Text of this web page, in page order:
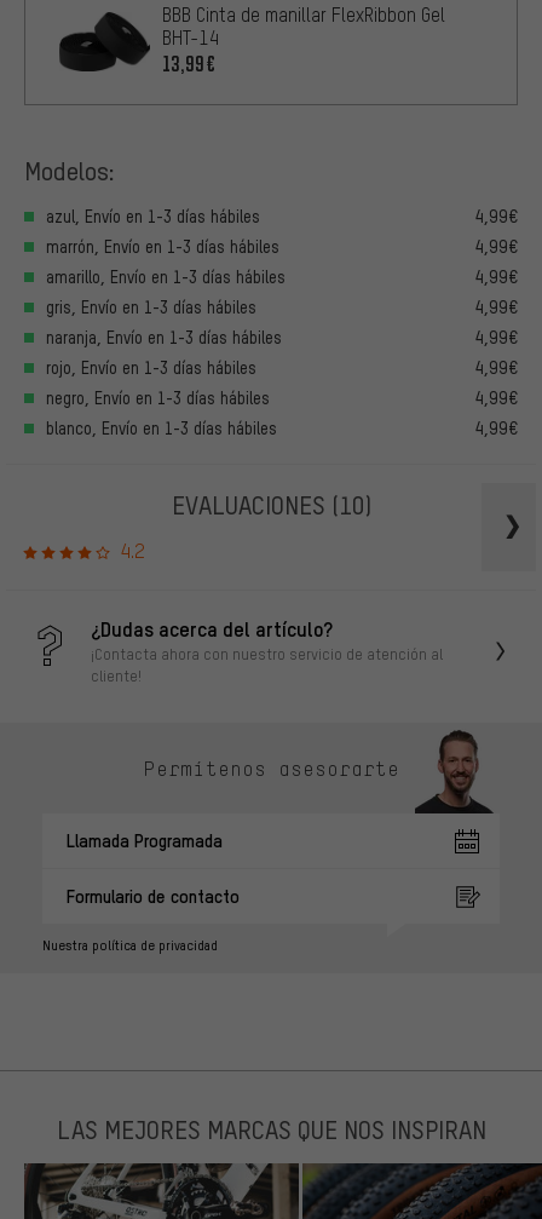
BBB Cinta de manillar FlexRibbon Gel
BHT-14
13,99€
Modelos:
azul, Envío en 1-3 días hábiles
4,99€
marrón, Envío en 1-3 días hábiles
4,99€
amarillo, Envío en 1-3 días hábiles
4,99€
gris, Envío en 1-3 días hábiles
4,99€
naranja, Envío en 1-3 días hábiles
4,99€
rojo, Envío en 1-3 días hábiles
4,99€
negro, Envío en 1-3 días hábiles
4,99€
blanco, Envío en 1-3 días hábiles
4,99€
EVALUACIONES (10)
4.2
¿Dudas acerca del artículo?
¡Contacta ahora con nuestro servicio de atención al
cliente!
Permítenos asesorarte
Llamada Programada
Formulario de contacto
Nuestra política de privacidad
LAS MEJORES MARCAS QUE NOS INSPIRAN